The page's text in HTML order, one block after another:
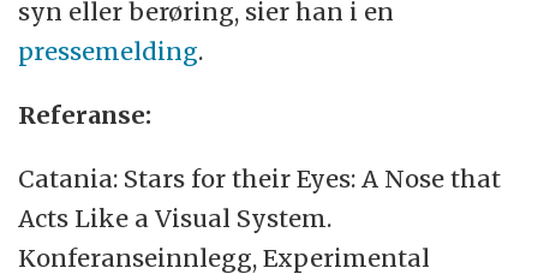
syn eller berøring, sier han i en
pressemelding.
Referanse:
Catania: Stars for their Eyes: A Nose that
Acts Like a Visual System.
Konferanseinnlegg, Experimental